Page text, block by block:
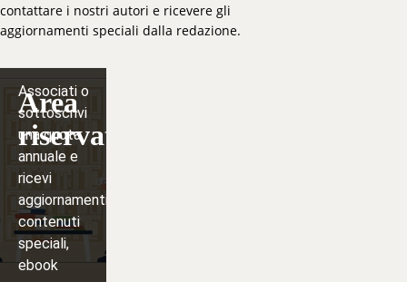
contattare i nostri autori e ricevere gli
aggiornamenti speciali dalla redazione.
Area
riservata
Associati o
sottoscrivi
una quota
annuale e
ricevi
aggiornamenti,
contenuti
speciali,
ebook